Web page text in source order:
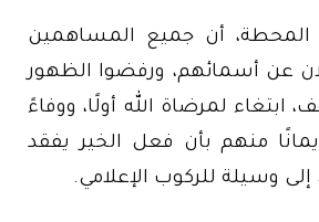
المحطة، أن جميع المساهمين
عن أسمائهم، ورفضوا الظهور
ابتغاء لمرضاة الله أولًا، ووفاءً
منهم بأن فعل الخير يفقد
وسيلة للركوب الإعلامي.